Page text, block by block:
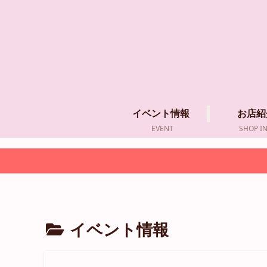
イベント情報
EVENT
お店
SHOP
イベント情報